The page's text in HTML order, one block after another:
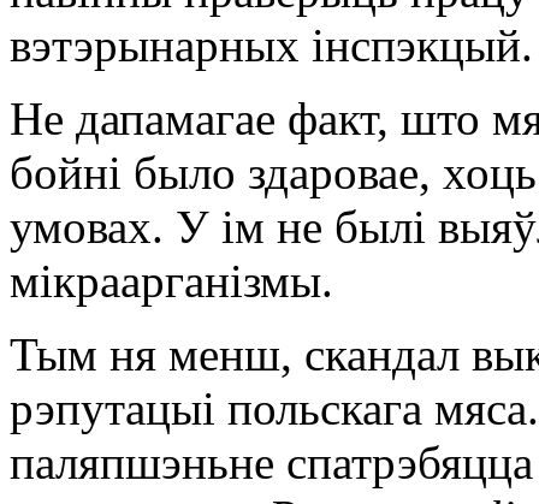
вэтэрынарных інспэкцый.
Не дапамагае факт, што
бойні было здаровае,
умовах. У ім не былі
мікраарганізмы.
Тым ня менш, скандал
рэпутацыі польскага
паляпшэньне